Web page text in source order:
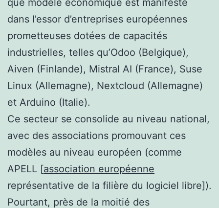
dans l’essor d’entreprises européennes
prometteuses dotées de capacités
industrielles, telles qu’Odoo (Belgique),
Aiven (Finlande), Mistral AI (France), Suse
Linux (Allemagne), Nextcloud (Allemagne)
et Arduino (Italie).
Ce secteur se consolide au niveau national,
avec des associations promouvant ces
modèles au niveau européen (comme
APELL [association européenne
représentative de la filière du logiciel libre]).
Pourtant, près de la moitié des